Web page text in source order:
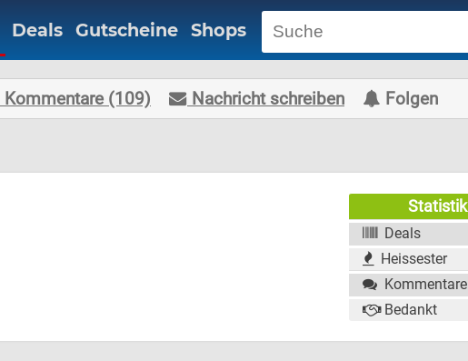
Deals Gutscheine Shops
Kommentare (109) Nachricht schreiben Folgen
Statistik
Deals
Heissester
Kommentare
Bedankt